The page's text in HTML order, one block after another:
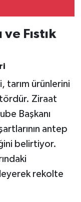
Fıstık
tarım ürünlerini
Ziraat
Başkanı
antep
belirtiyor.
rekolte